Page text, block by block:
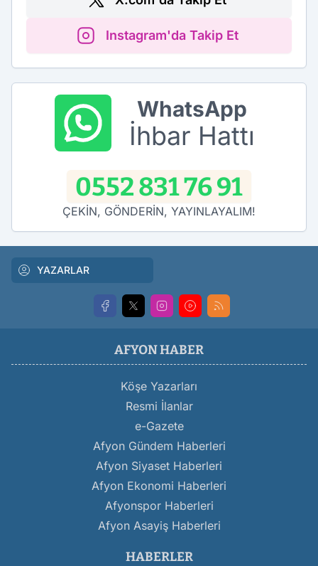
Instagram'da Takip Et
WhatsApp
İhbar Hattı
0552 831 76 91
ÇEKİN, GÖNDERİN, YAYINLAYALIM!
YAZARLAR
AFYON HABER
Köşe Yazarları
Resmi İlanlar
e-Gazete
Afyon Gündem Haberleri
Afyon Siyaset Haberleri
Afyon Ekonomi Haberleri
Afyonspor Haberleri
Afyon Asayiş Haberleri
HABERLER